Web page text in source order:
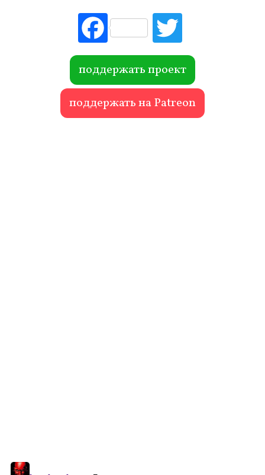
Fac
ebo
ok r
поддержать проект
поддержать на Patreon